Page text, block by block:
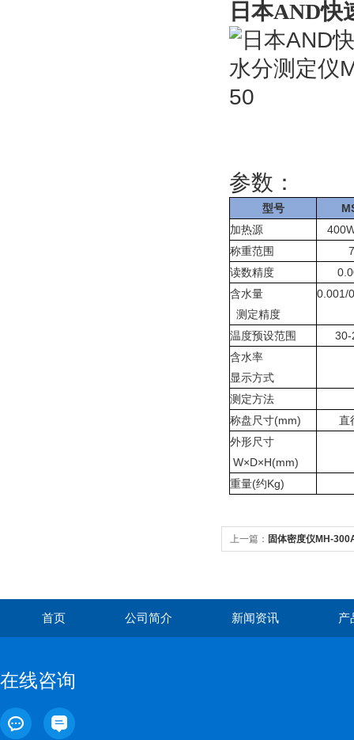
日本AND快
参数：
型号
加热源
称重范围
读数精度
含水量
测定精度
0.001/
温度预设范围
30-
含水率
显示方式
测定方法
称盘尺寸(mm)
直
外形尺寸
W×D×H(mm)
重量(约Kg)
上一篇： 固体密度仪MH-
首页 公司简介 新闻资讯 产
在线咨询